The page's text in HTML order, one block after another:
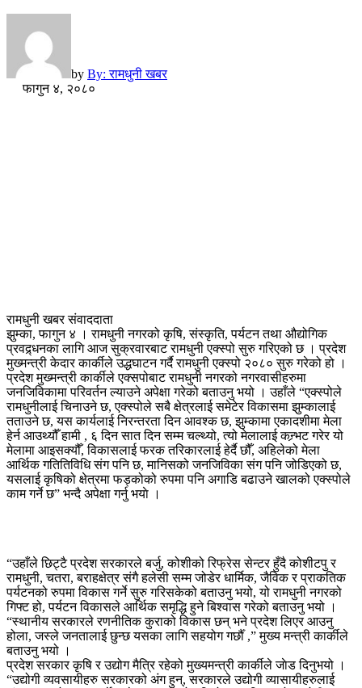
by By: रामधुनी खबर
फागुन ४, २०८०
रामधुनी खबर संवाददाता
झुम्का, फागुन ४ । रामधुनी नगरको कृषि, संस्कृति, पर्यटन तथा औद्योगिक
प्रवद्र्धनका लागि आज सुक्रवारबाट रामधुनी एक्स्पो सुरु गरिएको छ । प्रदेश
मुख्मन्त्री केदार कार्कीले उद्धघाटन गर्दै रामधुनी एक्स्पो २०८० सुरु गरेको हो ।
प्रदेश मुख्मन्त्री कार्कीले एक्सपोबाट रामधुनी नगरको नगरवासीहरुमा
जनजिविकामा परिवर्तन ल्याउने अपेक्षा गरेको बताउनु भयो । उहाँले “एक्स्पोले
रामधुनीलाई चिनाउने छ, एक्स्पोले सबै क्षेत्रलाई समेटेर विकासमा झुम्कालाई
तताउने छ, यस कार्यलाई निरन्तरता दिन आवश्क छ, झुम्कामा एकादशीमा मेला
हेर्न आउथ्यौँ हामी , ६ दिन सात दिन सम्म चल्थ्यो, त्यो मेलालाई कन्र्भट गरेर यो
मेलामा आइसक्यौँ, विकासलाई फरक तरिकारलाई हेर्दै छौँ, अहिलेको मेला
आर्थिक गतितिविधि संग पनि छ, मानिसको जनजिविका संग पनि जोडिएको छ,
यसलाई कृषिको क्षेत्रमा फड्कोको रुपमा पनि अगाडि बढाउने खालको एक्स्पोले
काम गर्ने छ” भन्दै अपेक्षा गर्नु भयाे ।
“उहाँले छिट्टै प्रदेश सरकारले बर्जु, कोशीको रिफ्रेस सेन्टर हुँदै कोशीटपु र
रामधुनी, चतरा, बराहक्षेत्र संगै हलेसी सम्म जोडेर धार्मिक, जैविक र प्राकतिक
पर्यटनको रुपमा विकास गर्ने सुरु गरिसकेको बताउनु भयो, यो रामधुनी नगरको
गिफ्ट हो, पर्यटन विकासले आर्थिक समृद्धि हुने बिश्वास गरेको बताउनु भयो ।
“स्थानीय सरकारले रणनीतिक कुराको विकास छन् भने प्रदेश लिएर आउनु
होला, जस्ले जनतालाई छुन्छ यसका लागि सहयोग गर्छौँ ,” मुख्य मन्त्री कार्कीले
बताउनु भयो ।
प्रदेश सरकार कृषि र उद्योग मैत्रि रहेको मुख्यमन्त्री कार्कीले जाेड दिनुभयो ।
“उद्योगी व्यवसायीहरु सरकारको अंग हुन्, सरकारले उद्योगी व्यासायीहरुलाई